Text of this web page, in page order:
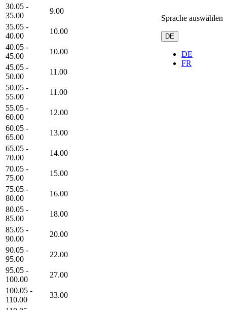
Sprache auswählen
DE
DE
FR
30.05 -
35.00
9.00
35.05 -
40.00
10.00
40.05 -
45.00
10.00
45.05 -
50.00
11.00
50.05 -
55.00
11.00
55.05 -
60.00
12.00
60.05 -
65.00
13.00
65.05 -
70.00
14.00
70.05 -
75.00
15.00
75.05 -
80.00
16.00
80.05 -
85.00
18.00
85.05 -
90.00
20.00
90.05 -
95.00
22.00
95.05 -
100.00
27.00
100.05 -
110.00
33.00